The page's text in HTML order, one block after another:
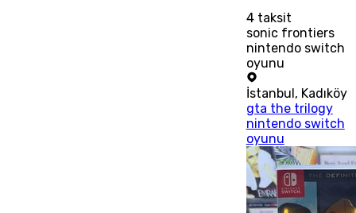
4taksit
sonic frontiers
nintendo switch
oyunu
İstanbul, Kadıköy
gta the trilogy
nintendo switch
oyunu